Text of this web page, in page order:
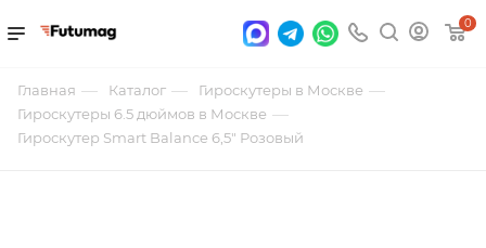
0
Главная — Каталог — Гироскутеры в Москве —
Гироскутеры 6.5 дюймов в Москве —
Гироскутер Smart Balance 6,5" Розовый